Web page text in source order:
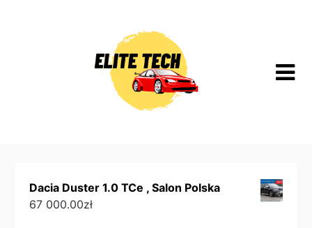
Dacia Duster 1.0 TCe , Salon Polska
67 000.00zł